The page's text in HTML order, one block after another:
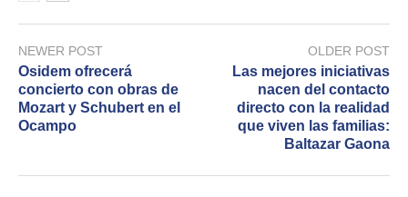
NEWER POST
Osidem ofrecerá
concierto con obras de
Mozart y Schubert en el
Ocampo
OLDER POST
Las mejores iniciativas
nacen del contacto
directo con la realidad
que viven las familias:
Baltazar Gaona